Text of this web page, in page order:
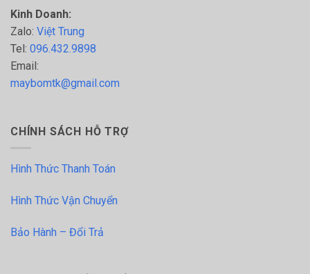
Kinh Doanh:
Zalo: Việt Trung
Tel: 096.432.9898
Email:
maybomtk@gmail.com
CHÍNH SÁCH HỖ TRỢ
Hình Thức Thanh Toán
Hình Thức Vận Chuyển
Bảo Hành – Đổi Trả